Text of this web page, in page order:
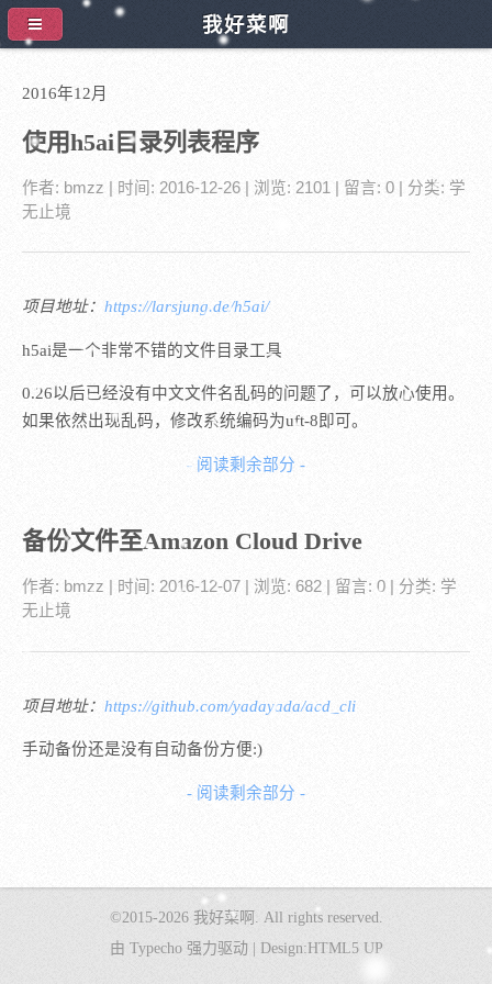
2016年12月
使用h5ai目录列表程序
作者: bmzz | 时间: 2016-12-26 | 浏览: 2101 | 留言: 0 | 分类: 学
无止境
项目地址： https://larsjung.de/h5ai/
h5ai是一个非常不错的文件目录工具
0.26以后已经没有中文文件名乱码的问题了，可以放心使用。
如果依然出现乱码，修改系统编码为uft-8即可。
- 阅读剩余部分 -
备份文件至Amazon Cloud Drive
作者: bmzz | 时间: 2016-12-07 | 浏览: 682 | 留言: 0 | 分类: 学
无止境
项目地址： https://github.com/yadayada/acd_cli
手动备份还是没有自动备份方便:)
- 阅读剩余部分 -
©2015-2026 我好菜啊 . All rights reserved.
由 Typecho强力驱动 | Design:HTML5 UP
我好菜啊